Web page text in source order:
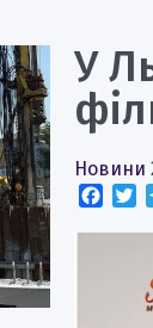
У
Новини